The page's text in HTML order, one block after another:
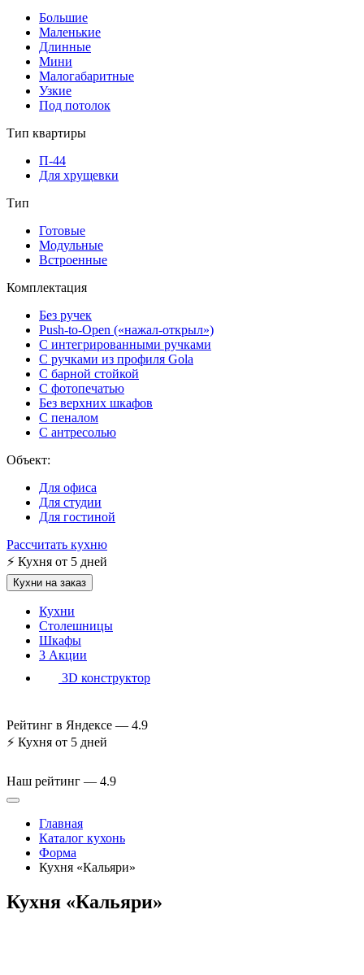
Большие
Маленькие
Длинные
Мини
Малогабаритные
Узкие
Под потолок
Тип квартиры
П-44
Для хрущевки
Тип
Готовые
Модульные
Встроенные
Комплектация
Без ручек
Push-to-Open («нажал-открыл»)
С интегрированными ручками
С ручками из профиля Gola
С барной стойкой
С фотопечатью
Без верхних шкафов
С пеналом
С антресолью
Объект:
Для офиса
Для студии
Для гостиной
Рассчитать кухню
⚡ Кухня от 5 дней
Кухни на заказ
Кухни
Столешницы
Шкафы
3 Акции
3D конструктор
Рейтинг в Яндексе — 4.9
⚡ Кухня от 5 дней
Наш рейтинг — 4.9
Главная
Каталог кухонь
Форма
Кухня «Кальяри»
Кухня «Кальяри»